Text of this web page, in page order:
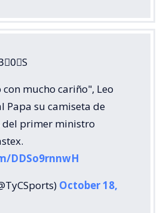
con mucho cariño", Leo
Papa su camiseta de
del primer ministro
DDSo9rnnwH
October 18,